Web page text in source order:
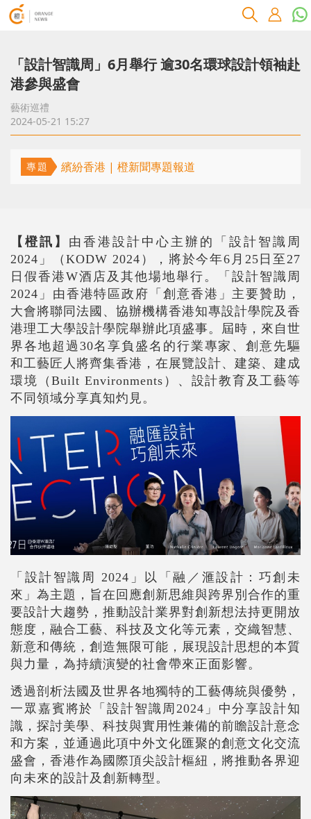
「設計智識周」6月舉行 逾30名環球設計領袖赴
港參與盛會
藝術巡禮
2024-05-21 15:27
專題 繽紛香港 | 橙新聞專題報道
【橙訊】 由香港設計中心主辦的「設計智識周
2024 」（KODW 2024 ），將於今年6 月 25 日至 27
日假香港W酒店及其他場地舉行。「設計智識周
2024 」由香港特區政府「創意香港」主要贊助，
大會將聯同法國、協辦機構香港知專設計學院及香
港理工大學設計學院舉辦此項盛事。屆時，來自世
界各地超過 30名享負盛名的行業專家、創意先驅
和工藝匠人將齊集香港，在展覽設計、建築、建成
環境（Built Environments ）、設計教育及工藝等
不同領域分享真知灼見。
「設計智識周 2024 」以「融／滙設計：巧創未
來」為主題，旨在回應創新思維與跨界別合作的重
要設計大趨勢，推動設計業界對創新想法持更開放
態度，融合工藝、科技及文化等元素，交織智慧、
新意和傳統，創造無限可能，展現設計思想的本質
與力量，為持續演變的社會帶來正面影響。
透過剖析法國及世界各地獨特的工藝傳統與優勢，
一眾嘉賓將於「設計智識周 2024 」中分享設計知
識，探討美學、科技與實用性兼備的前瞻設計意念
和方案，並通過此項中外文化匯聚的創意文化交流
盛會，香港作為國際頂尖設計樞紐，將推動各界迎
向未來的設計及創新轉型。